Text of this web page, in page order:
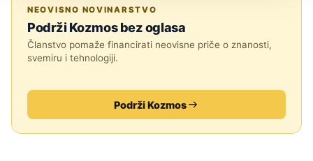
NEOVISNO NOVINARSTVO
Podrži Kozmos bez oglasa
Članstvo pomaže financirati neovisne priče o znanosti,
svemiru i tehnologiji.
Podrži Kozmos